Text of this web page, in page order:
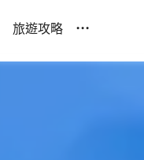
旅遊攻略 ...